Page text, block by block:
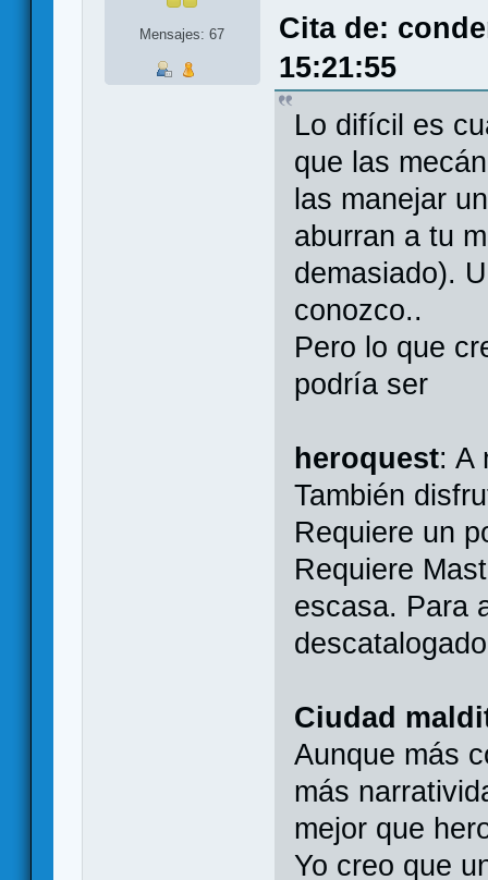
Mensajes: 67
Cita de:
15:21:55
Lo difícil es
que las
las manejar
aburran a tu
demasiado).
conozco..
Pero lo que
podría ser
heroquest: A
También
Requiere un
Requiere
escasa. Para
Ciudad
Aunque más
más
mejor que
Yo creo que